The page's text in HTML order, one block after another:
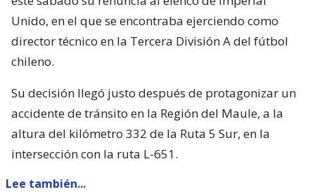
Unido, en el que se encontraba ejerciendo como
director técnico en la Tercera División A del fútbol
chileno.
Su decisión llegó justo después de protagonizar un
accidente de tránsito en la Región del Maule, a la
altura del kilómetro 332 de la Ruta 5 Sur, en la
intersección con la ruta L-651.
Lee también...